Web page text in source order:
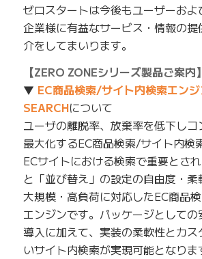
ゼロスタートは今後もユーザーおよ
企業様に有益なサービス・情報の提
介をしてまいります。
【ZERO ZONEシリーズ製品ご案内】
▼ EC商品検索/サイト内検索エン
SEARCHについて
ユーザの離脱率、放棄率を低下しコ
最大化するEC商品検索/サイト内検
ECサイトにおける検索で重要とさ
と「並び替え」の設定の自由度・
大規模・高負荷に対応したEC商品
エンジンです。パッケージとして
導入に加えて、実装の柔軟性とカ
いサイト内検索が実現可能となりま